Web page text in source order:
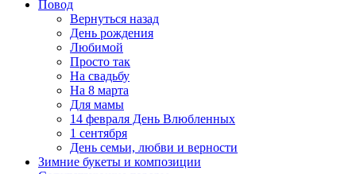
Повод
Вернуться назад
День рождения
Любимой
Просто так
На свадьбу
На 8 марта
Для мамы
14 февраля День Влюбленных
1 сентября
День семьи, любви и верности
Зимние букеты и композиции